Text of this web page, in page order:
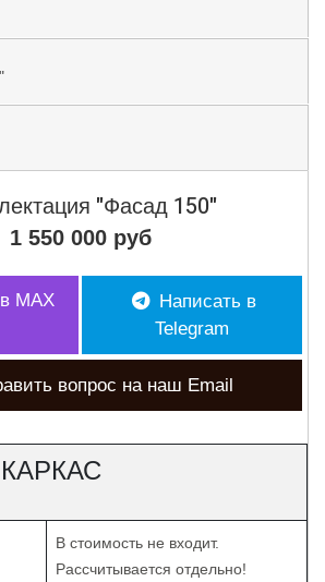
"Фасад 150"
1 550 000 руб
MAX
Написать в
Telegram
вопрос на наш Email
В стоимость не входит.
Рассчитывается отдельно!